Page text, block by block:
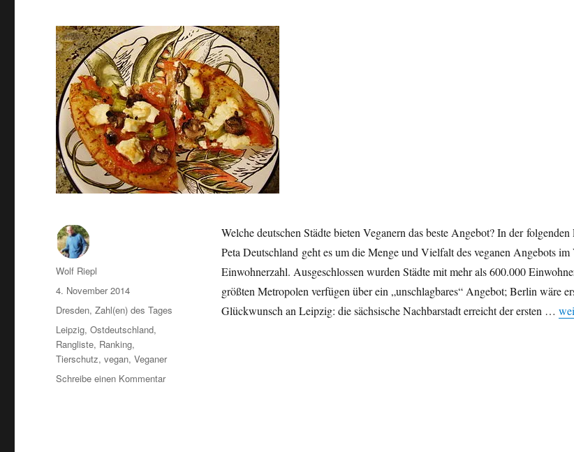
Welche deutschen Städte bieten Veganern das beste Angebot? In der folgenden
Peta Deutschland geht es um die Menge und Vielfalt des veganen Angebots
Einwohnerzahl. Ausgeschlossen wurden Städte mit mehr als 600.000
größten Metropolen verfügen über ein „unschlagbares“ Angebot; Berlin wäre
Glückwunsch an Leipzig: die sächsische Nachbarstadt erreicht der ersten …
Autor
Wolf Riepl
Veröffentlicht
am
4. November 2014
Kategorien
Dresden,Zahl(en) des Tages
Schlagwörter
Leipzig,Ostdeutschland,
Rangliste, Ranking,
Tierschutz,vegan,Veganer
Schreibe einen Kommentarzu